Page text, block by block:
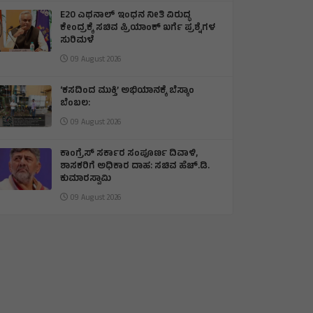
E20 ಎಥನಾಲ್ ಇಂಧನ ನೀತಿ ವಿರುದ್ಧ
ಕೇಂದ್ರಕ್ಕೆ ಸಚಿವ ಪ್ರಿಯಾಂಕ್ ಖರ್ಗೆ ಪ್ರಶ್ನೆಗಳ
ಸುರಿಮಳೆ
09 August 2026
‘ಕಸದಿಂದ ಮುಕ್ತಿ’ ಅಭಿಯಾನಕ್ಕೆ ಬೆಸ್ಕಾಂ
ಬೆಂಬಲ:
09 August 2026
ಕಾಂಗ್ರೆಸ್ ಸರ್ಕಾರ ಸಂಪೂರ್ಣ ದಿವಾಳಿ,
ಶಾಸಕರಿಗೆ ಅಧಿಕಾರ ದಾಹ: ಸಚಿವ ಹೆಚ್.ಡಿ.
ಕುಮಾರಸ್ವಾಮಿ
09 August 2026